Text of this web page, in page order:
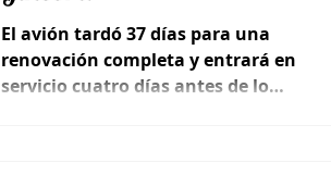
El avión tardó 37 días para una
renovación completa y entrará en
servicio cuatro días antes de lo